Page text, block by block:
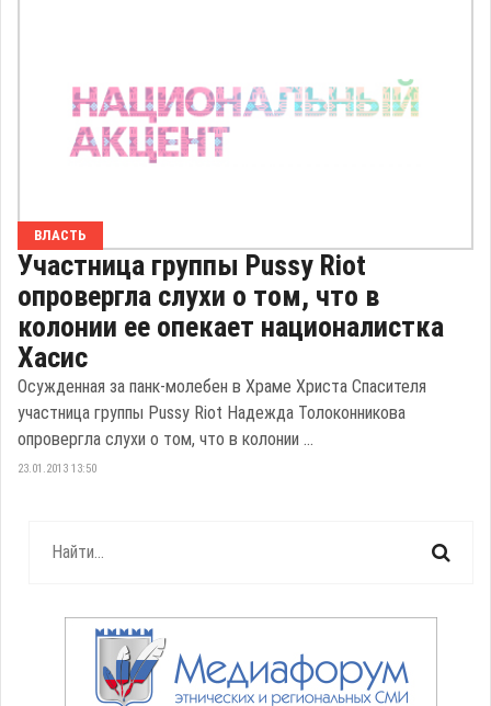
ВЛАСТЬ
Участница группы Pussy Riot
опровергла слухи о том, что в
колонии ее опекает националистка
Хасис
Осужденная за панк-молебен в Храме Христа Спасителя
участница группы Pussy Riot Надежда Толоконникова
опровергла слухи о том, что в колонии ...
23.01.2013 13:50